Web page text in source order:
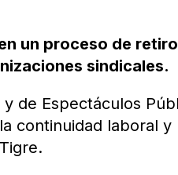
un proceso de
sindicales.
de Espectáculos
continuidad laboral